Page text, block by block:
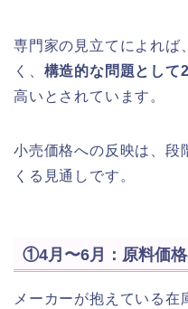
専門家の見立てによれば
く、 構造的な問題として
高いとされています。
小売価格への反映は、段
くる見通しです。
①4月〜6月：原料価
メーカーが抱えている在